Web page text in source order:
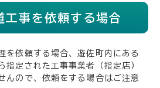
工事を依頼する場合
を依頼する場合、遊佐町内にある
指定された工事事業者（指定店）
んので、依頼をする場合はご注意